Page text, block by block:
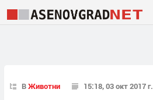
ВЖивотни 15:18, 03 окт 2017 г.